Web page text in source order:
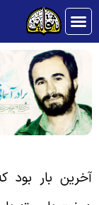
بار بود